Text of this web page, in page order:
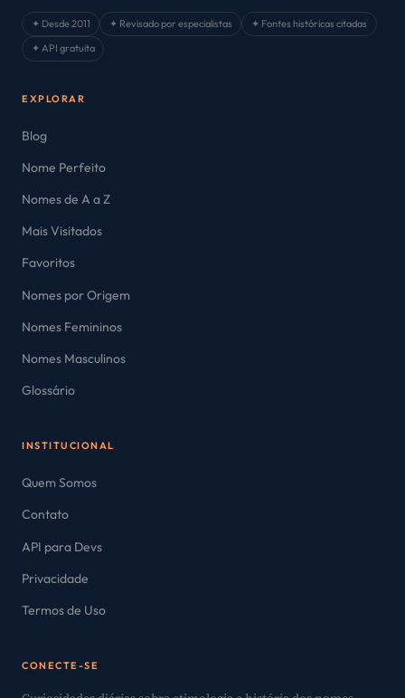
✦ Desde 2011 ✦ Revisado por especialistas
✦ Fontes históricas citadas
✦ API gratuita
EXPLORAR
Blog
Nome Perfeito
Nomes de A a Z
Mais Visitados
Favoritos
Nomes por Origem
Nomes Femininos
Nomes Masculinos
Glossário
INSTITUCIONAL
Quem Somos
Contato
API para Devs
Privacidade
Termos de Uso
CONECTE-SE